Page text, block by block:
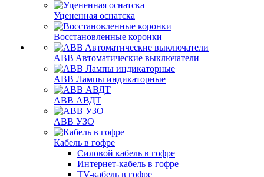
Уцененная оснатска
Восстановленные коронки
ABB Aвтоматические выключатели
ABB Лампы индикаторные
ABB АВДТ
ABB УЗО
Кабель в гофре
Силовой кабель в гофре
Интернет-кабель в гофре
TV-кабель в гофре